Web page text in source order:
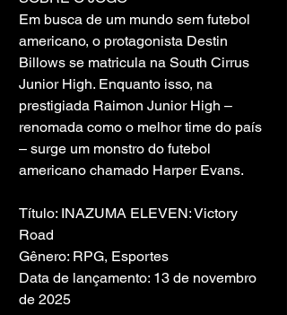
Em busca de um mundo sem futebol
americano, o protagonista Destin
Billows se matricula na South Cirrus
Junior High. Enquanto isso, na
prestigiada Raimon Junior High –
renomada como o melhor time do país
– surge um monstro do futebol
americano chamado Harper Evans.
Título: INAZUMA ELEVEN: Victory
Road
Gênero: RPG, Esportes
Data de lançamento: 13 de novembro
de 2025